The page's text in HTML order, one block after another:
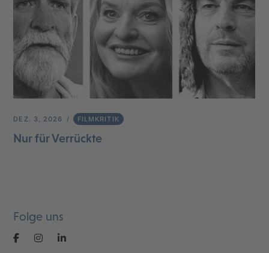
DEZ. 3, 2026 FILMKRITIK
Nur für Verrückte
Folge uns